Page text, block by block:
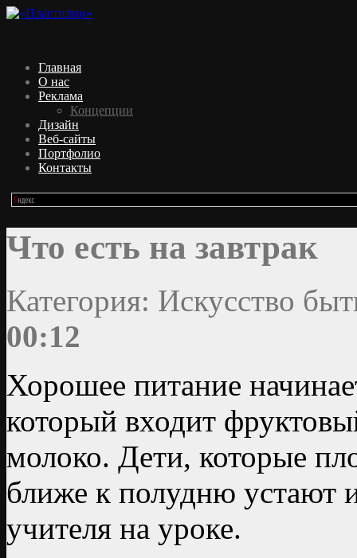
Главная
О нас
Реклама
Концепции
Дизайн
Веб-сайты
Портфолио
Контакты
Что есть на завтрак
Категория: Искусство
00:12
Хорошее питание
который входит
молоко. Дети, которые
ближе к полудню устают
учителя на уроке.